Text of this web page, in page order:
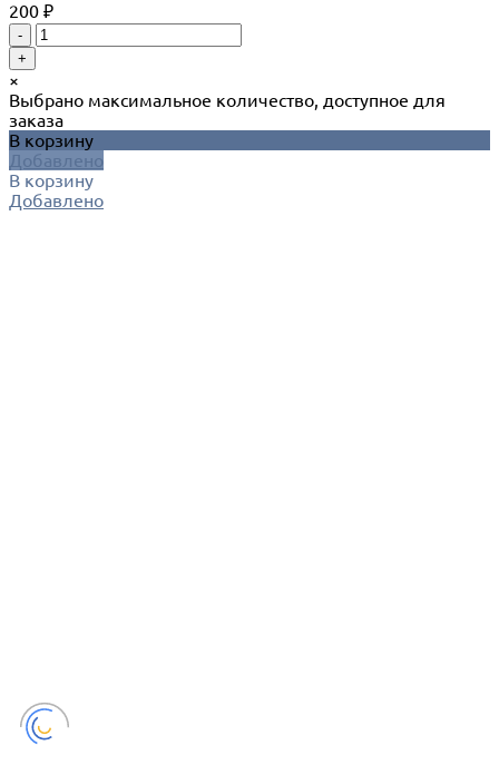
200 ₽
-
+
×
Выбрано максимальное количество, доступное для
заказа
В корзину
Добавлено
В корзину
Добавлено